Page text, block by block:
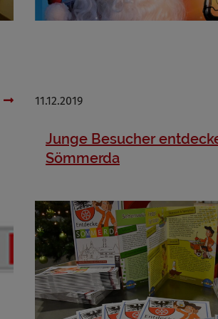
11.12.2019
Junge Besucher
Sömmerda